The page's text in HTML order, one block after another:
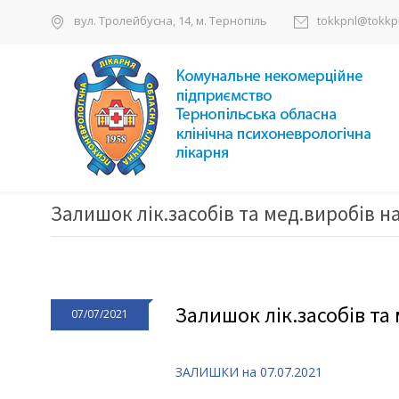
вул. Тролейбусна, 14, м. Тернопіль
Залишок лік.засобів та мед.виробів
07/07/2021 Залишок лік.засобів
ЗАЛИШКИ на 07.07.2021